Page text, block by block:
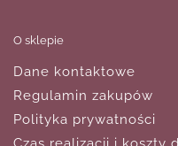
O sklepie
Dane kontaktowe
Regulamin zakupów
Polityka prywatności